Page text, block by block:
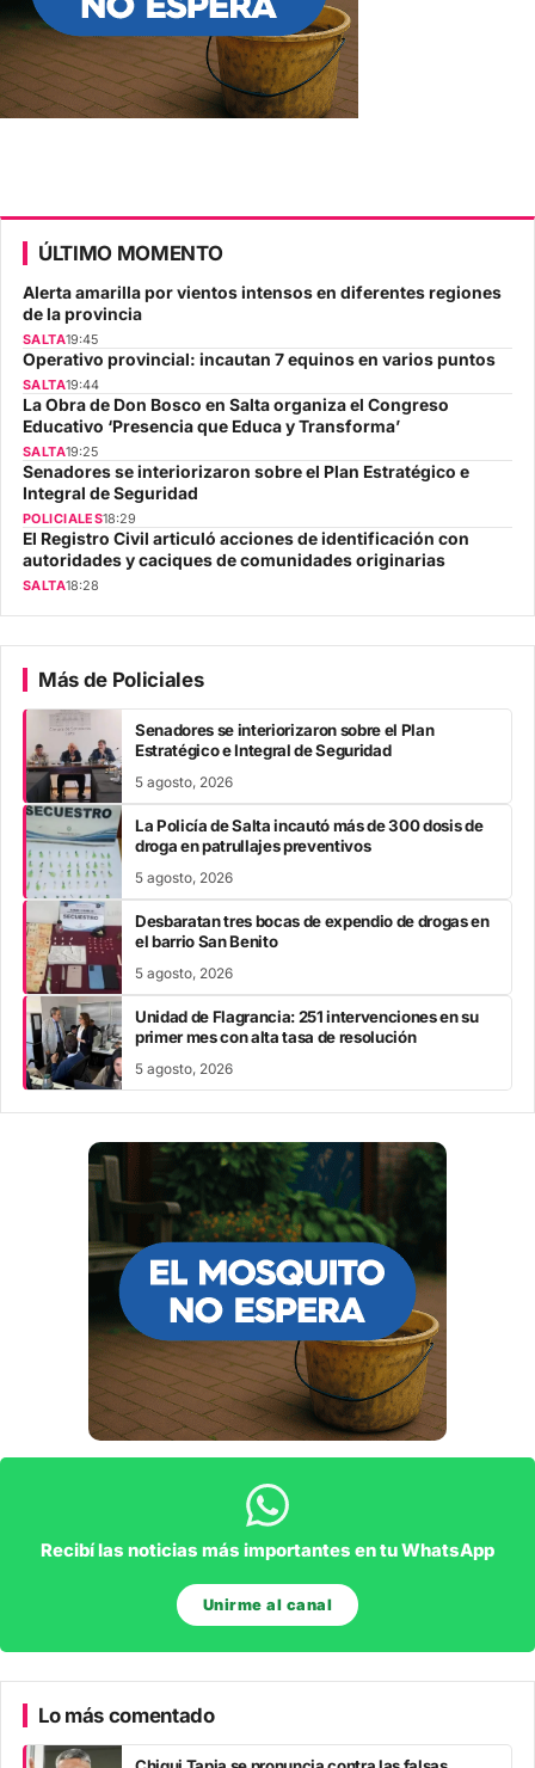
ÚLTIMO MOMENTO
Alerta amarilla por vientos intensos en diferentes regiones
de la provincia
SALTA19:45
Operativo provincial: incautan 7 equinos en varios puntos
SALTA19:44
La Obra de Don Bosco en Salta organiza el Congreso
Educativo ‘Presencia que Educa y Transforma’
SALTA19:25
Senadores se interiorizaron sobre el Plan Estratégico e
Integral de Seguridad
POLICIALES18:29
El Registro Civil articuló acciones de identificación con
autoridades y caciques de comunidades originarias
SALTA18:28
Más de Policiales
Senadores se interiorizaron sobre el Plan
Estratégico e Integral de Seguridad
5 agosto, 2026
La Policía de Salta incautó más de 300 dosis de
droga en patrullajes preventivos
5 agosto, 2026
Desbaratan tres bocas de expendio de drogas en
el barrio San Benito
5 agosto, 2026
Unidad de Flagrancia: 251 intervenciones en su
primer mes con alta tasa de resolución
5 agosto, 2026
Recibí las noticias más importantes en tu WhatsApp
Unirme al canal
Lo más comentado